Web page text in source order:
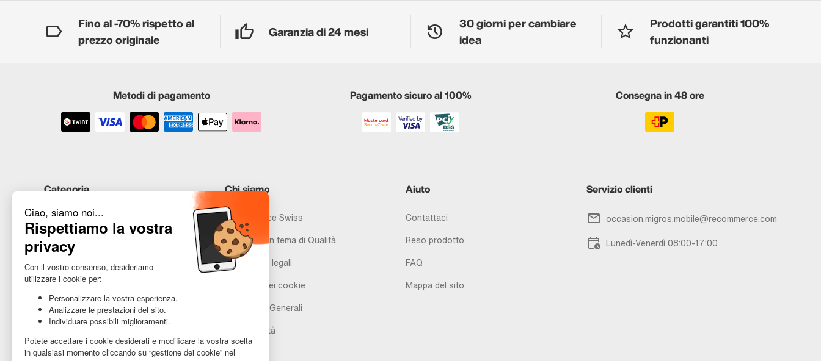
Fino al -70% rispetto al
prezzo originale
Garanzia di 24 mesi
30 giorni per cambiare
idea
Prodotti garantiti 100%
funzionanti
Metodi di pagamento Pagamento sicuro al 100% Consegna in 48 ore
Categoria
iPhone
Samsung
Huawei
Hai bisogno di aiuto?
Chi siamo
Recommerce Swiss
Promesse in tema di Qualità
Avvertenze legali
Gestione dei cookie
Condizioni Generali
Accessibilità
Aiuto
Contattaci
Reso prodotto
FAQ
Mappa del sito
Servizio clienti
occasion.migros.mobile@recommerce.com
Lunedì-Venerdì 08:00-17:00